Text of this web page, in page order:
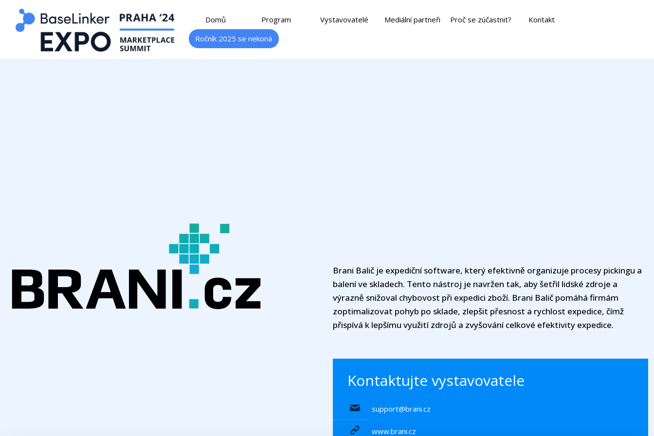
Domů Program Vystavovatelé Mediální partneři Proč se zúčastnit?
Kontakt
Ročník 2025 se nekoná
Brani Balič je expediční software, který efektivně organizuje procesy pickingu a
balení ve skladech. Tento nástroj je navržen tak, aby šetřil lidské zdroje a
výrazně snižoval chybovost při expedici zboží. Brani Balič pomáhá firmám
zoptimalizovat pohyb po sklade, zlepšit přesnost a rychlost expedice, čímž
přispívá k lepšímu využití zdrojů a zvyšování celkové efektivity expedice.
Kontaktujte vystavovatele
support@brani.cz
www.brani.cz